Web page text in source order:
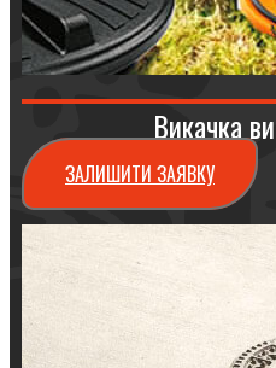
Викачка
ЗАЛИШИТИ ЗАЯВКУ